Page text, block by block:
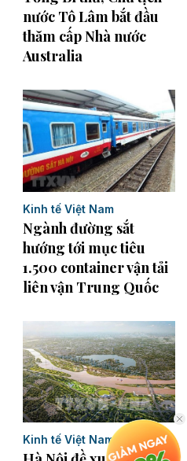
nước Tô Lâm bắt đầu
thăm cấp Nhà nước
Australia
Kinh tế Việt Nam
Ngành đường sắt
hướng tới mục tiêu
1.500 container vận tải
liên vận Trung Quốc
Kinh tế Việt Nam